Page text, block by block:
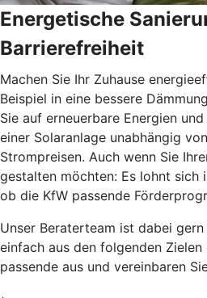
Energetische
Barrierefreiheit
Machen Sie Ihr Zuhause
Beispiel in eine bessere
Sie auf erneuerbare Energien
einer Solaranlage unabhängig
Strompreisen. Auch wenn Sie
gestalten möchten: Es lohnt sich
ob die KfW passende
Unser Beraterteam ist dabei
einfach aus den folgenden
passende aus und vereinbaren